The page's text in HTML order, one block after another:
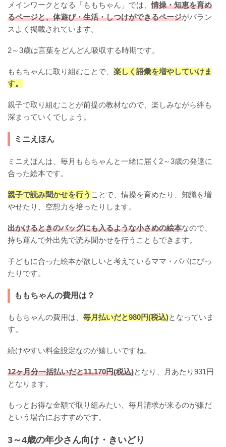
メインワークとなる「ももちゃん」では、情操・知恵を育め
るページと、体遊び・生活・しつけができるページがバラン
スよく掲載されています。
2～3歳は言葉をどんどん吸収する時期です。
ももちゃんに取り組むことで、 楽しく語彙を増やしていけま
す。
親子で取り組むことが前提の教材なので、楽しみながら絆も
深まっていくでしょう。
ミニえほん
ミニえほんは、毎月ももちゃんと一緒に届く2～3歳の発達に
合った絵本です。
親子で読み聞かせを行う ことで、情操を育めたり、知識を増
やせたり、空想力を培ったりします。
出かけるときのバッグにも入るような小さめの絵本なので、
持ち運んで外出先で読み聞かせを行うこともできます。
子どもに合った絵本が欲しいと考えているママ・パパにぴっ
たりです。
ももちゃんの費用は？
ももちゃんの費用は、 毎月払いだと980円(税込)となっていま
す。
続けやすい料金設定なのが嬉しいですね。
12ヶ月分一括払いだと11,170円(税込)となり、月あたり931円
となります。
もっとお得な金額で取り組みたい、毎月請求が来るのが嫌だ
という場合におすすめです。
3～4歳の年少さん向け・きいどり